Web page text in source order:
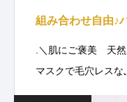
組み合わせ自由♪
.＼肌にご褒美 天
マスクで毛穴レスな